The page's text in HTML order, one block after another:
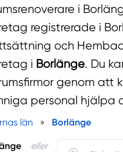
i
registrerade i
och
i Borlänge. Du
genom att
personal hjälpa
län » Borlänge
eller